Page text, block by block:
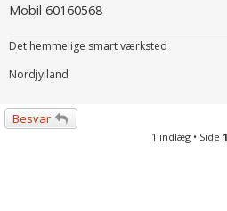
Mobil 60160568
Det hemmelige smart værksted
Nordjylland
Besvar
1 indlæg • Side 1